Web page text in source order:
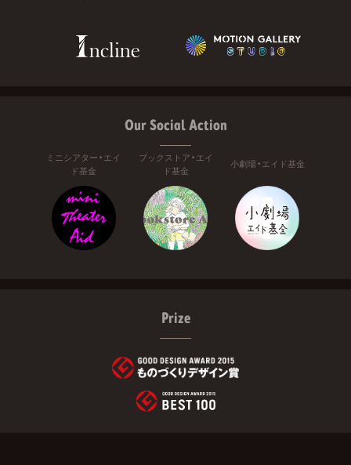
Our Social Action
ミニシアター・エイ
ド基金
ブックストア・エイ
ド基金
小劇場・エイド基金
Prize